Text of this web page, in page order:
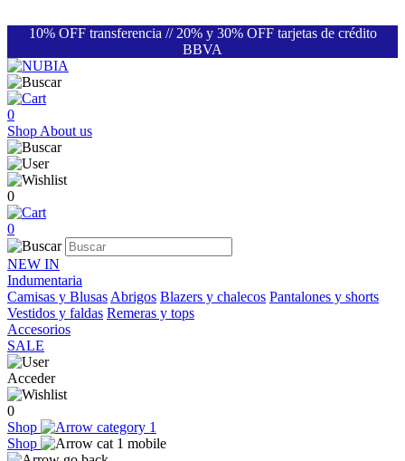
10% OFF transferencia // 20% y 30% OFF tarjetas de crédito
BBVA
0
Shop About us
0
0
NEW IN
Indumentaria
Camisas y Blusas Abrigos Blazers y chalecos Pantalones y shorts
Vestidos y faldas Remeras y tops
Accesorios
SALE
Acceder
0
Shop
Shop